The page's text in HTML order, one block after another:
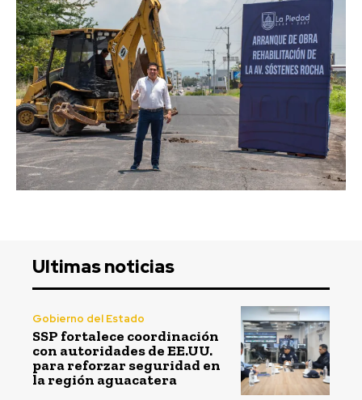
Ultimas noticias
Gobierno del Estado
SSP fortalece coordinación
con autoridades de EE.UU.
para reforzar seguridad en
la región aguacatera